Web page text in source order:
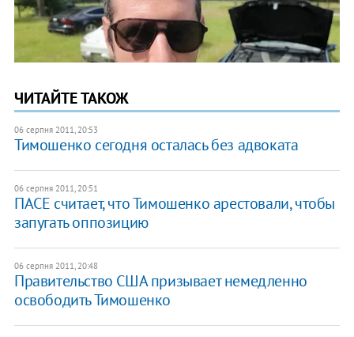
ЧИТАЙТЕ ТАКОЖ
06 серпня 2011, 20:53
Тимошенко сегодня осталась без адвоката
06 серпня 2011, 20:51
​ПАСЕ считает, что Тимошенко арестовали, чтобы
запугать оппозицию
06 серпня 2011, 20:48
Правительство США призывает немедленно
освободить Тимошенко